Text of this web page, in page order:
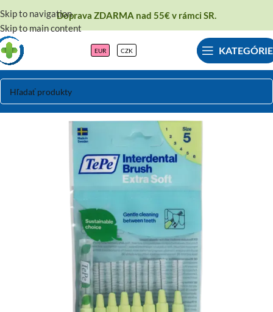
Skip to navigation
Skip to main content
Doprava ZDARMA nad 55€ v rámci SR.
EUR CZK KATEGÓRIE